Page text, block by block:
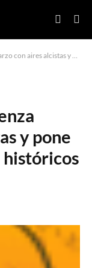
pone el ojo en sus máximos históricos
y pone
históricos